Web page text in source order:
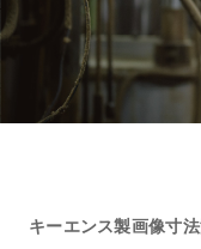
キーエンス製画像寸